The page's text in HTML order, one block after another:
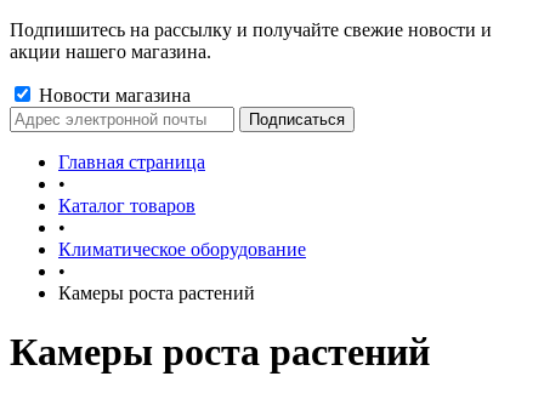
Подпишитесь на рассылку и получайте свежие новости и
акции нашего магазина.
Новости магазина
Главная страница
•
Каталог товаров
•
Климатическое оборудование
•
Камеры роста растений
Камеры роста растений